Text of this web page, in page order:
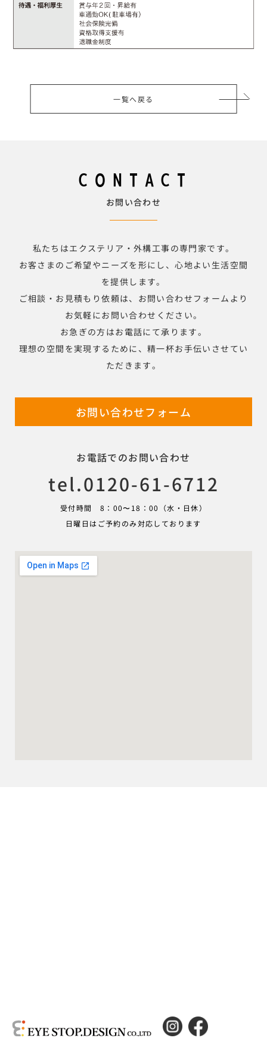
一覧へ戻る
CONTACT
お問い合わせ
私たちはエクステリア・外構工事の専門家です。
お客さまのご希望やニーズを形にし、心地よい生活空間
を提供します。
ご相談・お見積もり依頼は、お問い合わせフォームより
お気軽にお問い合わせください。
お急ぎの方はお電話にて承ります。
理想の空間を実現するために、精一杯お手伝いさせてい
ただきます。
お問い合わせフォーム
お電話でのお問い合わせ
tel.0120-61-6712
受付時間 8：00〜18：00（水・日休）
日曜日はご予約のみ対応しております